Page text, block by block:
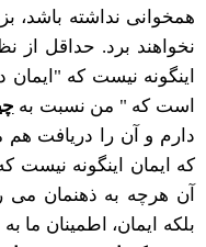
همخوانی نداشته باشد،
نخواهند برد. حداقل از
اینگونه نیست که
است که " من نسبت به
دارم و آن را دریافت
که ایمان اینگونه نیست
آن هرچه به ذهنمان می
بلکه ایمان، اطمینان ما